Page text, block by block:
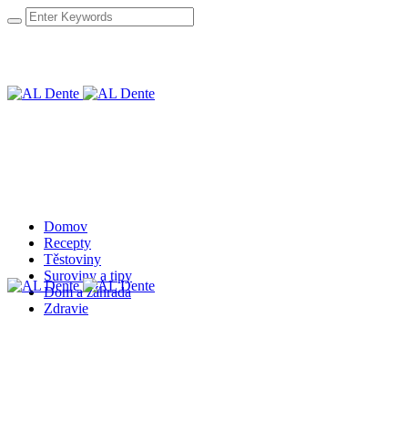
Domov
Recepty
Těstoviny
Suroviny a tipy
Dom a záhrada
Zdravie